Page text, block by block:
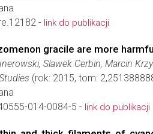
- link do publikacji
gracile are more
Slawek Cerbin, Marcin
(rok: 2015, tom:
014-0084-5 - link do publikacji